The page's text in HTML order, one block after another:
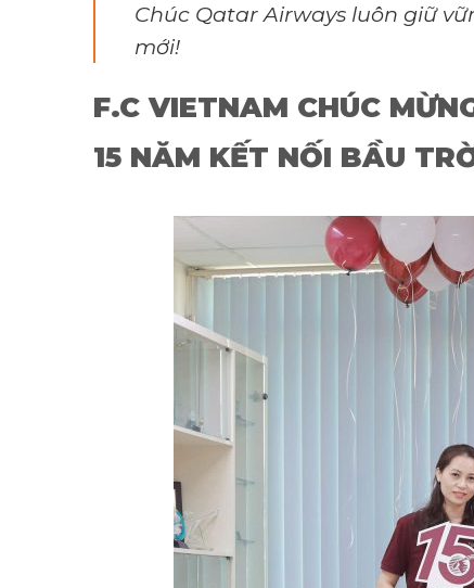
Chúc Qatar Airways luôn giữ
mới!
F.C VIETNAM CHÚC
15 NĂM KẾT NỐI BẦU